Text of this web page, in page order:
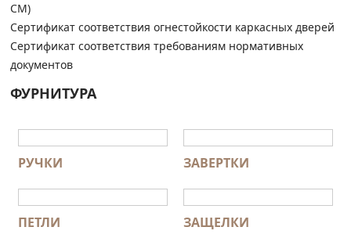
СМ)
Сертификат соответствия огнестойкости каркасных дверей
Сертификат соответствия требованиям нормативных
документов
ФУРНИТУРА
РУЧКИ ЗАВЕРТКИ
ПЕТЛИ ЗАЩЕЛКИ